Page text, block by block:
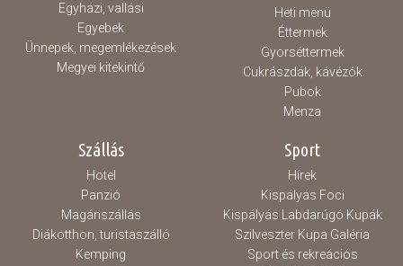
Egyházi, vallási
Egyebek
Ünnepek, megemlékezések
Megyei kitekintő
Heti menü
Éttermek
Gyorséttermek
Cukrászdák, kávézók
Pubok
Menza
Szállás
Hotel
Panzió
Magánszállás
Diákotthon, turistaszálló
Kemping
Sport
Hírek
Kispályás Foci
Kispályás Labdarúgó Kupák
Szilveszter Kupa Galéria
Sport és rekreációs